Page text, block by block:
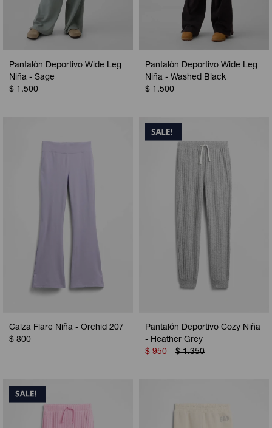
Pantalón Deportivo Wide Leg
Niña - Sage
$ 1.500
Pantalón Deportivo Wide Leg
Niña - Washed Black
$ 1.500
Calza Flare Niña - Orchid 207
$ 800
Pantalón Deportivo Cozy Niña
- Heather Grey
$ 950 $ 1.350